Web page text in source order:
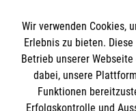
Informationen
Wir verwenden Cookies,
Erlebnis zu bieten.
Betrieb unserer
dabei, unsere
Funktionen
Erfolgskontrolle und